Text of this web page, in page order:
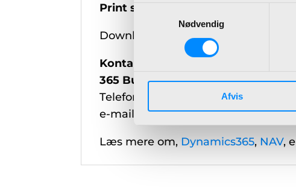
Samtykkevalg
Nødvendig
Afvis
Print selv genvejstaster til
Download filen, og print til duplex,
Kontakt
365 Business Central.
Telefon nr.: +45 22 90 60 00
e-mail:
dop@bdl.dk
Læs mere om, Dynamics365, NAV,